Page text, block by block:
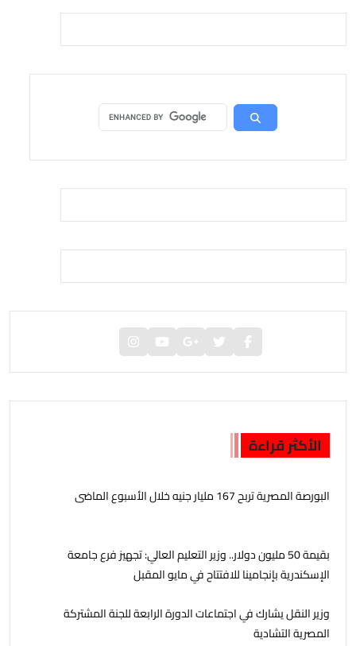
الأكثر قراءة
البورصة المصرية تربح 167 مليار جنيه خلال الأسبوع الماضى
بقيمة 50 مليون دولار.. وزير التعليم العالي: تجهيز فرع جامعة
الإسكندرية بإنجامينا للافتتاح في مايو المقبل
وزير النقل يشارك في اجتماعات الدورة الرابعة للجنة المشتركة
المصرية التشادية